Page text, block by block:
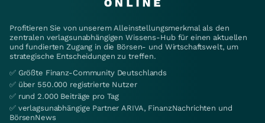
Profitieren Sie von unserem Alleinstellungsmerkmal als den
zentralen verlagsunabhängigen Wissens-Hub für einen aktuellen
und fundierten Zugang in die Börsen- und Wirtschaftswelt, um
strategische Entscheidungen zu treffen.
✅ Größte Finanz-Community Deutschlands
✅ über 550.000 registrierte Nutzer
✅ rund 2.000 Beiträge pro Tag
✅ verlagsunabhängige Partner ARIVA, FinanzNachrichten und
BörsenNews